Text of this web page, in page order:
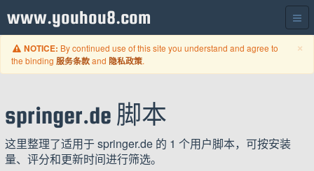
www.youhou8.com
×
NOTICE: By continued use of this site you understand and agree to
the binding 服务条款and 隐私政策.
springer.de 脚本
这里整理了适用于 springer.de 的 1 个用户脚本，可按安装
量、评分和更新时间进行筛选。